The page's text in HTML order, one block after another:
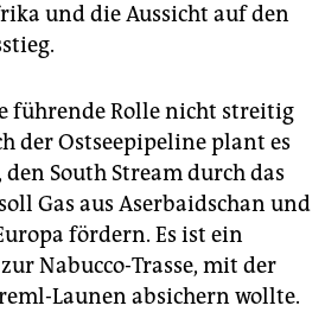
und die Aussicht auf den
führende Rolle nicht streitig
der Ostseepipeline plant es
South Stream durch das
Gas aus Aserbaidschan und
fördern. Es ist ein
Nabucco-Trasse, mit der
Launen absichern wollte.